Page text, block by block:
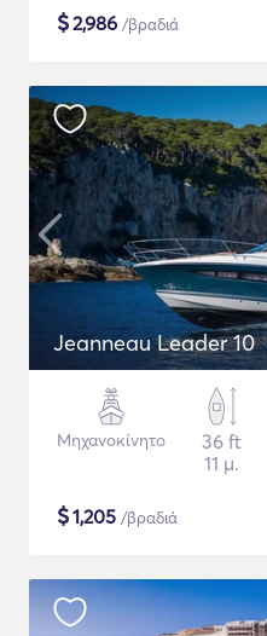
$2,986 /βραδιά
Jeanneau Leader 10
Μηχανοκίνητο
36 ft
11 μ.
$1,205 /βραδιά